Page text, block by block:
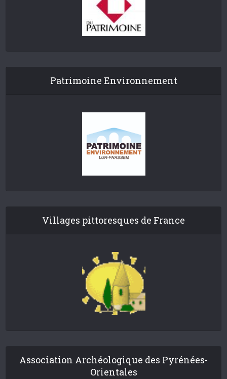
Patrimoine Environnement
Villages pittoresques de France
Association Archéologique des Pyrénées-
Orientales